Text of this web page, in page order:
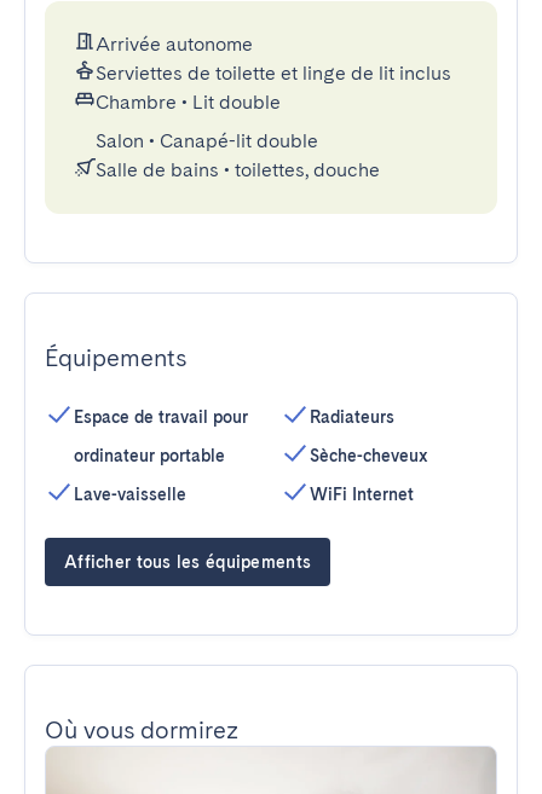
Arrivée autonome
Serviettes de toilette et linge de lit inclus
Chambre • Lit double
Salon • Canapé-lit double
Salle de bains • toilettes, douche
Équipements
Espace de travail pour
ordinateur portable
Lave-vaisselle
Radiateurs
Sèche-cheveux
WiFi Internet
Afficher tous les équipements
Où vous dormirez